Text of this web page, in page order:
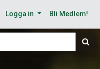
Logga in Bli Medlem!
Sök